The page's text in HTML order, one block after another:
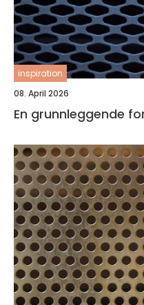
inspiration
08. April 2026
En grunnleggende